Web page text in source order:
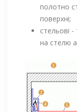
полотно
поверхні;
стельові
на стелю